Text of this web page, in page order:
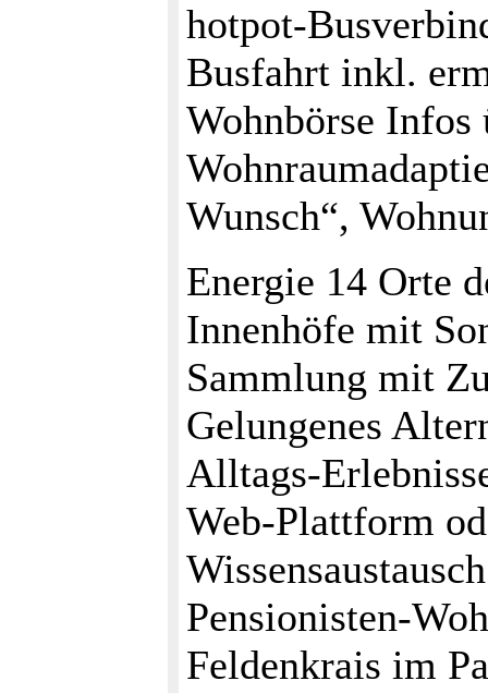
hotpot-
Busfahrt inkl.
Wohnbörse Infos
Wunsch“,
Energie 14 Orte
Innenhöfe mit
Sammlung mit
Gelungenes
Alltags-
Web-Plattform
Pensionisten-
Feldenkrais im